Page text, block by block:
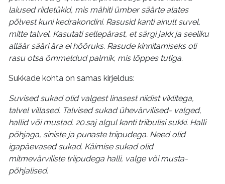
laiused riidetükid, mis mähiti ümber säärte alates
põlvest kuni kedrakondini. Rasusid kanti ainult suvel,
mitte talvel. Kasutati sellepärast, et särgi jakk ja seeliku
alläär sääri ära ei hõõruks. Rasude kinnitamiseks oli
rasu otsa õmmeldud palmik, mis lõppes tutiga.
Sukkade kohta on samas kirjeldus:
Suvised sukad olid valgest linasest niidist viklitega,
talvel villased. Talvised sukad ühevärvilised- valged,
hallid või mustad. 20.saj algul kanti triibulisi sukki. Halli
põhjaga, siniste ja punaste triipudega. Need olid
igapäevased sukad. Käimise sukad olid
mitmevärviliste triipudega halli, valge või musta-
põhjalised.